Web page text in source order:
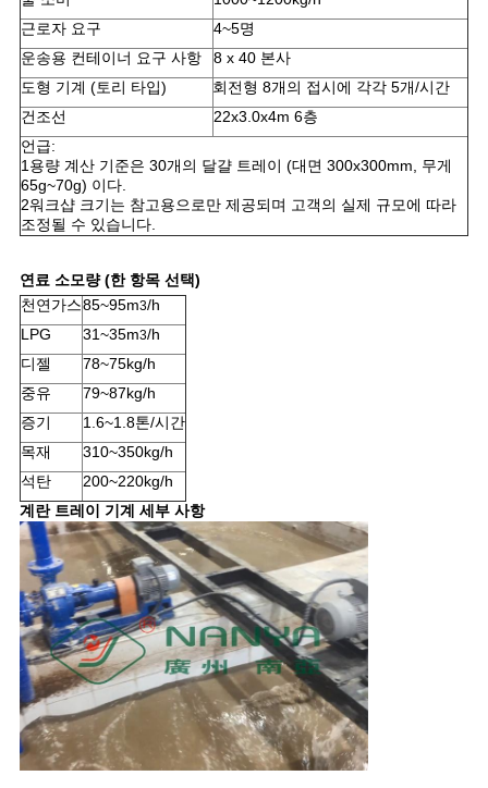
사
이
트
맵
PRIVACY
근로자 요구
4~5명
운송용 컨테이너 요구 사항
8 x 40 본사
도형 기계 (토리 타입)
회전형 8개의 접시에 각각 5개/시간
건조선
22x3.0x4m 6층
언급:
1용량 계산 기준은 30개의 달걀 트레이 (대면 300x300mm, 무게
65g~70g) 이다.
2워크샵 크기는 참고용으로만 제공되며 고객의 실제 규모에 따라
조정될 수 있습니다.
연료 소모량 (한 항목 선택)
천연가스85~95m3/h
LPG
31~35m3/h
디젤
78~75kg/h
중유
79~87kg/h
증기
1.6~1.8톤/시간
목재
310~350kg/h
석탄
200~220kg/h
계란 트레이 기계 세부 사항